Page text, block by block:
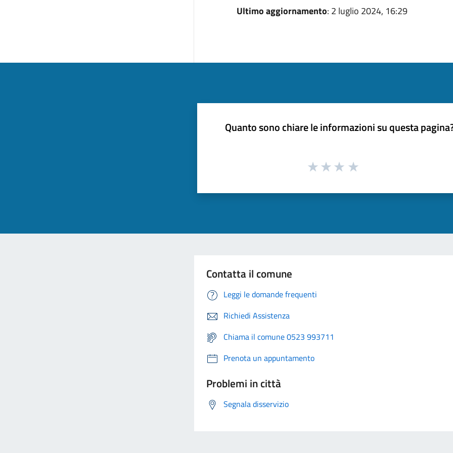
Ultimo aggiornamento: 2 luglio 2024, 16:29
Quanto sono chiare le informazioni su questa
Contatta il comune
Leggi le domande frequenti
Richiedi Assistenza
Chiama il comune 0523 993711
Prenota un appuntamento
Problemi in città
Segnala disservizio